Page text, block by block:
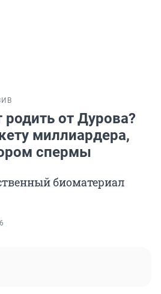
родить от Дурова?
миллиардера,
спермы
биоматериал